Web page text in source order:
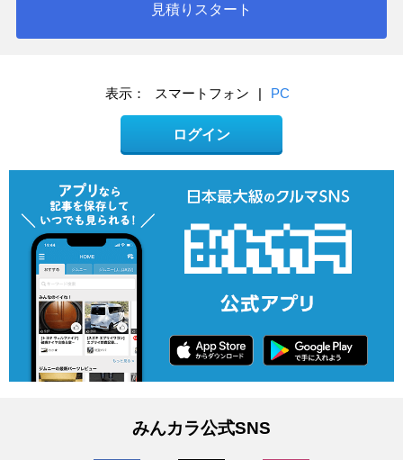
見積りスタート
表示： スマートフォン | PC
ログイン
みんカラ公式SNS